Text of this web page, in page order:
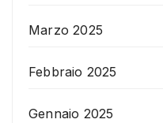
Marzo 2025
Febbraio 2025
Gennaio 2025